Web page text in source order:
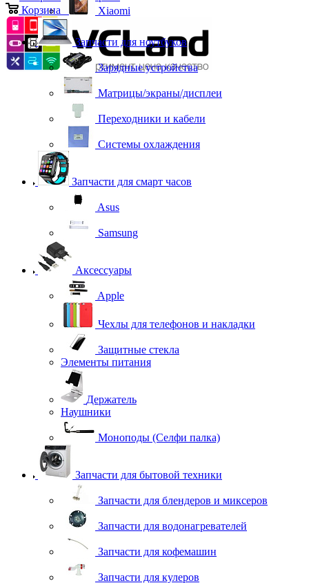
Корзина
Xiaomi
Запчасти для ноутбуков
Зарядные устройства
Матрицы/экраны/дисплеи
Переходники и кабели
Системы охлаждения
Запчасти для смарт часов
Asus
Samsung
Аксессуары
Apple
Чехлы для телефонов и накладки
Защитные стекла
Элементы питания
Держатель
Наушники
Моноподы (Селфи палка)
Запчасти для бытовой техники
Запчасти для блендеров и миксеров
Запчасти для водонагревателей
Запчасти для кофемашин
Запчасти для кулеров